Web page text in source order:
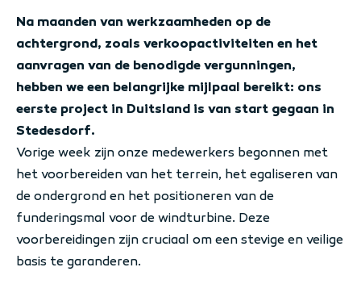
Na maanden van werkzaamheden op de
achtergrond, zoals verkoopactiviteiten en het
aanvragen van de benodigde vergunningen,
hebben we een belangrijke mijlpaal bereikt: ons
eerste project in Duitsland is van start gegaan in
Stedesdorf.
Vorige week zijn onze medewerkers begonnen met
het voorbereiden van het terrein, het egaliseren van
de ondergrond en het positioneren van de
funderingsmal voor de windturbine. Deze
voorbereidingen zijn cruciaal om een stevige en veilige
basis te garanderen.